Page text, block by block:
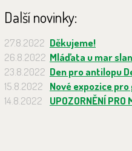
Další novinky:
27.8.2022 Děkujeme!
26.8.2022 Mláďata u mar
23.8.2022 Den pro antilopu
15.8.2022
Nové expozice
14.8.2022
UPOZORNĚNÍ